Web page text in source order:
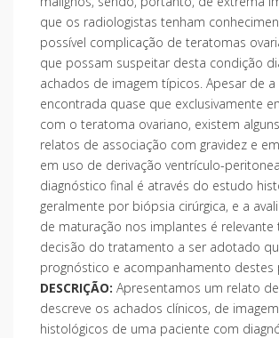
que os radiologistas tenham
possível complicação de teratomas
que possam suspeitar desta condição
achados de imagem típicos. Apesar de a
encontrada quase que exclusivamente
com o teratoma ovariano, existem
relatos de associação com gravidez e
em uso de derivação ventrículo-
diagnóstico final é através do estudo
geralmente por biópsia cirúrgica, e a
de maturação nos implantes é relevante
decisão do tratamento a ser adotado
prognóstico e acompanhamento destes
DESCRIÇÃO: Apresentamos um relato
descreve os achados clínicos, de
histológicos de uma paciente com